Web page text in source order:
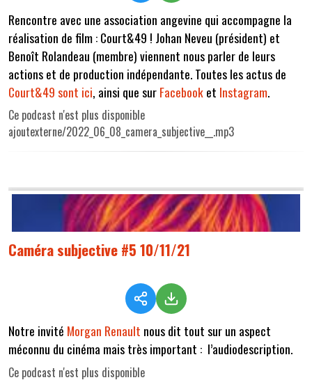
Rencontre avec une association angevine qui accompagne la
réalisation de film : Court&49 ! Johan Neveu (président) et
Benoît Rolandeau (membre) viennent nous parler de leurs
actions et de production indépendante. Toutes les actus de
Court&49 sont ici, ainsi que surFacebooket Instagram.
Ce podcast n'est plus disponible
ajoutexterne/2022_06_08_camera_subjective__.mp3
Caméra subjective #5 10/11/21
Notre invité Morgan Renault nous dit tout sur un aspect
méconnu du cinéma mais très important : l’audiodescription.
Ce podcast n'est plus disponible